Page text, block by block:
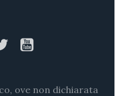
ove non dichiarata